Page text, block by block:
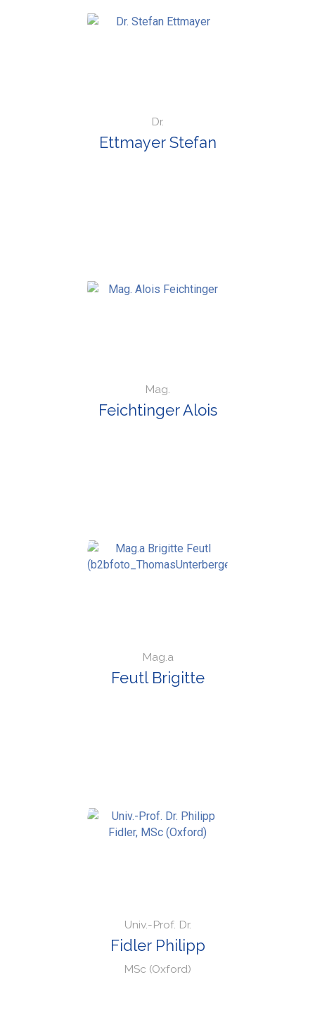
Dr.
Ettmayer Stefan
Mag.
Feichtinger Alois
Mag.a
Feutl Brigitte
Univ.-Prof. Dr.
Fidler Philipp
MSc (Oxford)